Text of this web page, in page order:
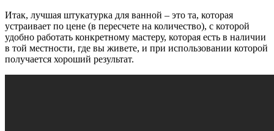
Итак, лучшая штукатурка для ванной – это та, которая
устраивает по цене (в пересчете на количество), с которой
удобно работать конкретному мастеру, которая есть в наличии
в той местности, где вы живете, и при использовании которой
получается хороший результат.